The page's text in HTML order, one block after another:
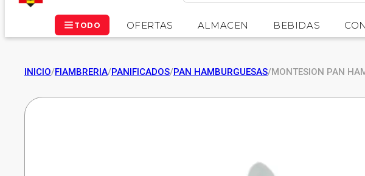
TODO OFERTAS ALMACEN BEBIDAS
INICIO/FIAMBRERIA/PANIFICADOS/PAN HAMBURGUESAS/MONTESION PAN